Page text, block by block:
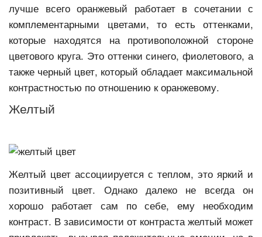
лучше всего оранжевый работает в сочетании с
комплементарными цветами, то есть оттенками,
которые находятся на противоположной стороне
цветового круга. Это оттенки синего, фиолетового, а
также черный цвет, который обладает максимальной
контрастностью по отношению к оранжевому.
Желтый
Желтый цвет ассоциируется с теплом, это яркий и
позитивный цвет. Однако далеко не всегда он
хорошо работает сам по себе, ему необходим
контраст. В зависимости от контраста желтый может